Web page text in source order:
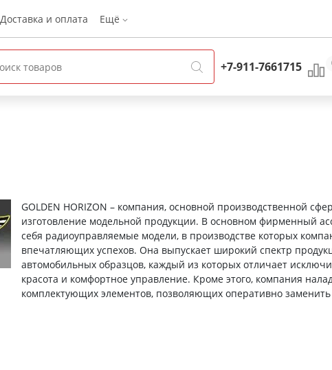
Доставка и оплата Ещё
+7-911-7661715
GOLDEN HORIZON – компания, основной производственной
изготовление модельной продукции. В основном фирменный
себя радиоуправляемые модели, в производстве которых
впечатляющих успехов. Она выпускает широкий спектр
автомобильных образцов, каждый из которых отличает
красота и комфортное управление. Кроме этого, компания
комплектующих элементов, позволяющих оперативно